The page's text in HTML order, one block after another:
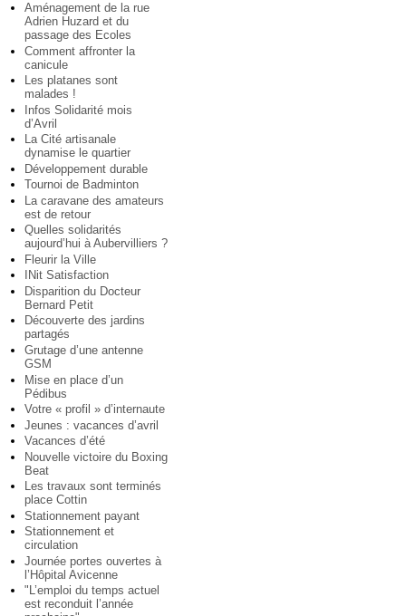
Aménagement de la rue
Adrien Huzard et du
passage des Ecoles
Comment affronter la
canicule
Les platanes sont
malades !
Infos Solidarité mois
d’Avril
La Cité artisanale
dynamise le quartier
Développement durable
Tournoi de Badminton
La caravane des amateurs
est de retour
Quelles solidarités
aujourd’hui à Aubervilliers ?
Fleurir la Ville
INit Satisfaction
Disparition du Docteur
Bernard Petit
Découverte des jardins
partagés
Grutage d’une antenne
GSM
Mise en place d’un
Pédibus
Votre « profil » d’internaute
Jeunes : vacances d’avril
Vacances d’été
Nouvelle victoire du Boxing
Beat
Les travaux sont terminés
place Cottin
Stationnement payant
Stationnement et
circulation
Journée portes ouvertes à
l’Hôpital Avicenne
"L’emploi du temps actuel
est reconduit l’année